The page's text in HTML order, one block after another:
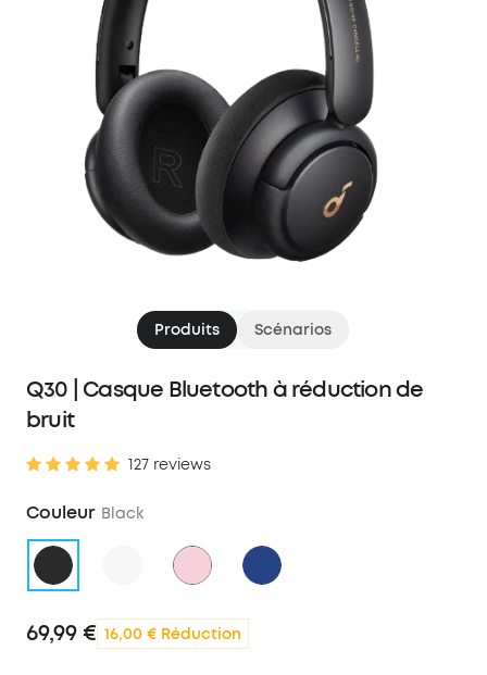
Produits Scénarios
Q30 | Casque Bluetooth à réduction de
bruit
127 reviews
Couleur Black
69,99 € 16,00 € Réduction